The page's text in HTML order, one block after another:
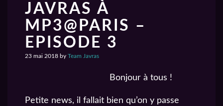
JAVRAS À
MP3@PARIS –
EPISODE 3
23 mai 2018 by Team Javras
Bonjour à tous !
Petite news, il fallait bien qu’on y passe